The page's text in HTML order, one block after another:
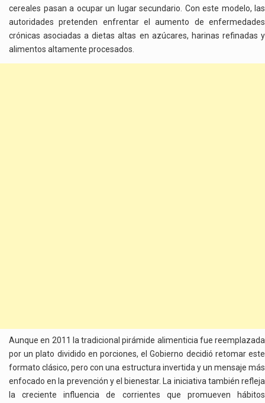
cereales pasan a ocupar un lugar secundario. Con este modelo, las
autoridades pretenden enfrentar el aumento de enfermedades
crónicas asociadas a dietas altas en azúcares, harinas refinadas y
alimentos altamente procesados.
Aunque en 2011 la tradicional pirámide alimenticia fue reemplazada
por un plato dividido en porciones, el Gobierno decidió retomar este
formato clásico, pero con una estructura invertida y un mensaje más
enfocado en la prevención y el bienestar. La iniciativa también refleja
la creciente influencia de corrientes que promueven hábitos